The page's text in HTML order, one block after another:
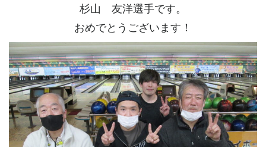
杉山 友洋選手です。
おめでとうございます！